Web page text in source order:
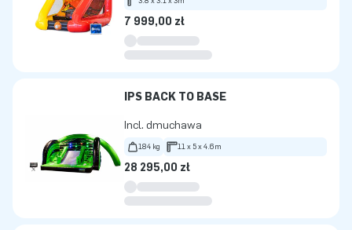
7 999,00 zł
IPS BACK TO BASE
Incl. dmuchawa
184 kg 11 x 5 x 4.6m
28 295,00 zł